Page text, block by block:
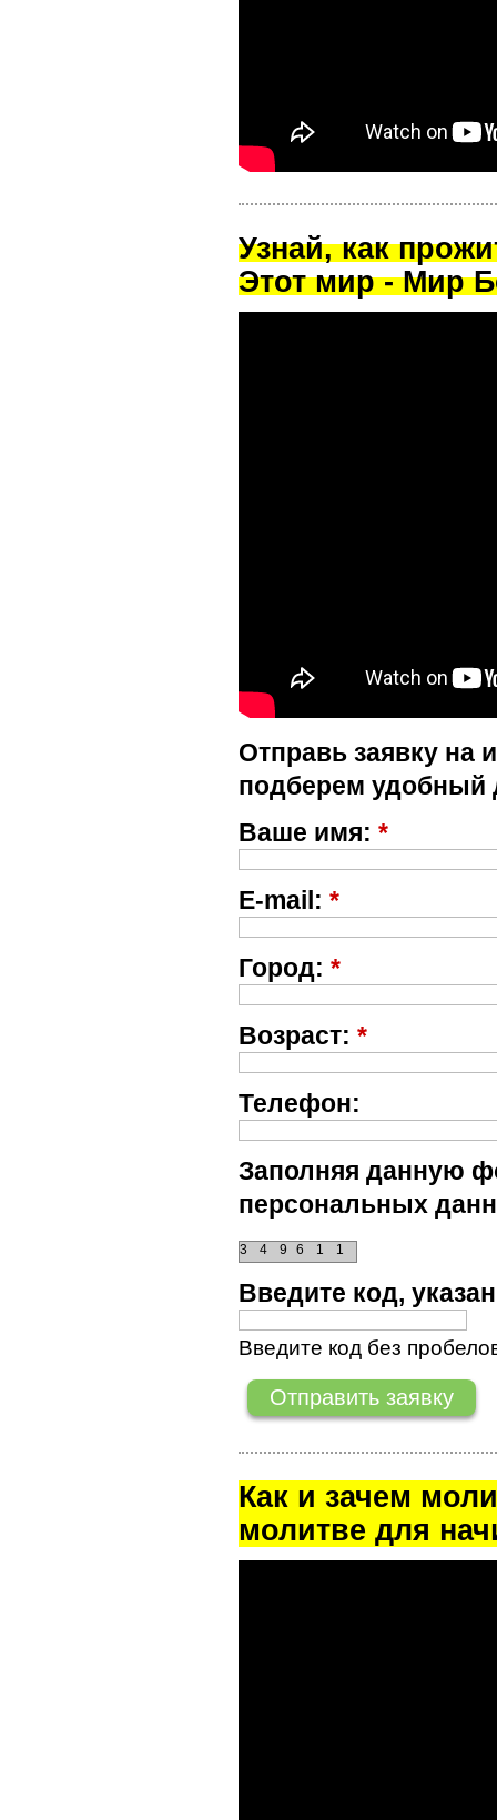
Узнай, как
Этот мир - Мир
Отправь заявку на
подберем удобный
Ваше имя: *
E-mail: *
Город: *
Возраст: *
Телефон:
Заполняя данную
персональных
9 6 1
4 1
3
Введите код,
Введите код без
Как и зачем
молитве для